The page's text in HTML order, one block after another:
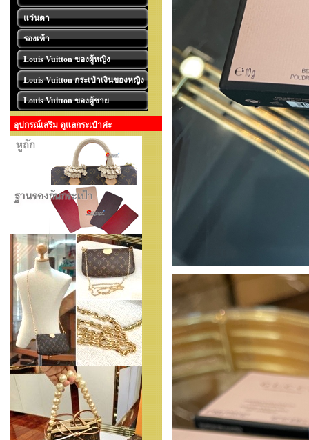
แว่นตา
รองเท้า
Louis Vuitton ของผู้หญิง
Louis Vuitton กระเป๋าเงินของหญิง
Louis Vuitton ของผู้ชาย
อุปกรณ์เสริม ดูแลกระเป๋าค่ะ